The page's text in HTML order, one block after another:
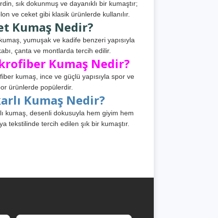
sık dokunmuş ve dayanıklı bir kumaştır;
ve ceket gibi klasik ürünlerde kullanılır.
Kumaş Nedir?
yumuşak ve kadife benzeri yapısıyla
çanta ve montlarda tercih edilir.
Kumaş Nedir?
kumaş, ince ve güçlü yapısıyla spor ve
ürünlerde popülerdir.
Kumaş Nedir?
kumaş, desenli dokusuyla hem giyim hem
tekstilinde tercih edilen şık bir kumaştır.